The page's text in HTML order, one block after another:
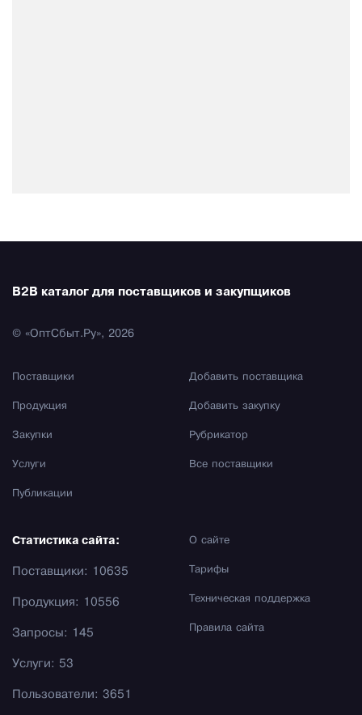
B2B каталог для поставщиков и закупщиков
© «ОптСбыт.Ру», 2026
Поставщики
Продукция
Закупки
Услуги
Публикации
Добавить поставщика
Добавить закупку
Рубрикатор
Все поставщики
О сайте
Тарифы
Техническая поддержка
Правила сайта
Статистика сайта:
Поставщики: 10635
Продукция: 10556
Запросы: 145
Услуги: 53
Пользователи: 3651